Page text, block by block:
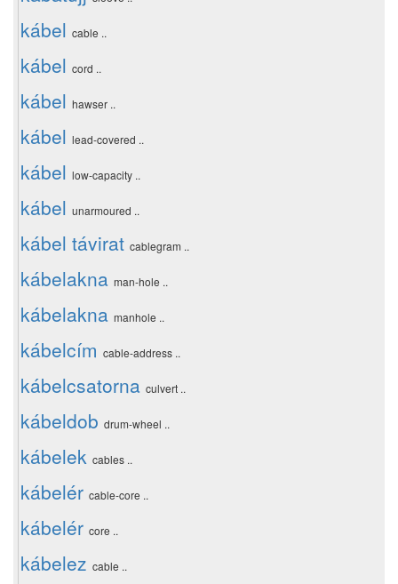
kábel cable ..
kábel cord ..
kábel hawser ..
kábel lead-covered ..
kábel low-capacity ..
kábel unarmoured ..
kábel távirat cablegram ..
kábelakna man-hole ..
kábelakna manhole ..
kábelcím cable-address ..
kábelcsatorna culvert ..
kábeldob drum-wheel ..
kábelek cables ..
kábelér cable-core ..
kábelér core ..
kábelez cable ..